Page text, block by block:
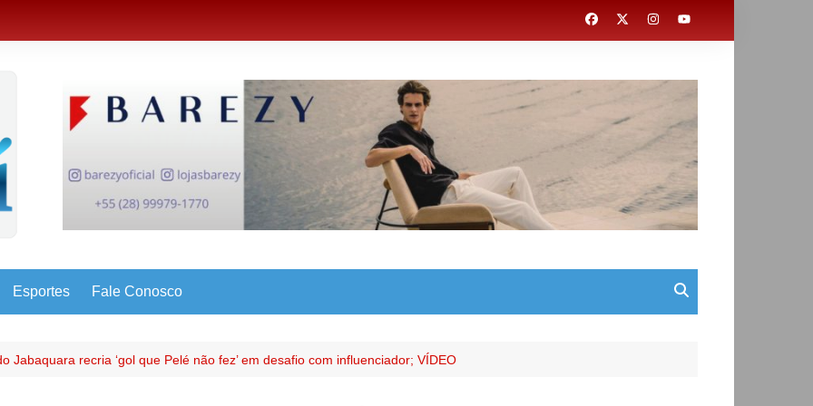
Esportes Fale Conosco
Jabaquara recria ‘gol que Pelé não fez’ em desafio com influenciador; VÍDEO